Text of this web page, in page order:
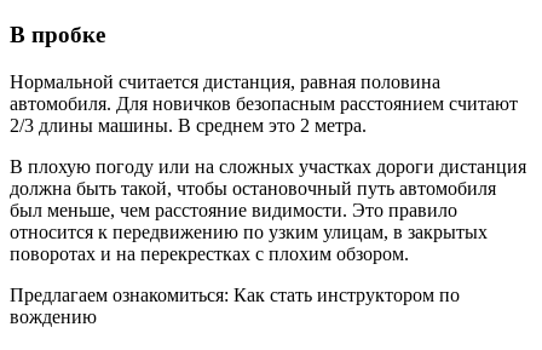
В пробке
Нормальной считается дистанция, равная половина
автомобиля. Для новичков безопасным расстоянием считают
2/3 длины машины. В среднем это 2 метра.
В плохую погоду или на сложных участках дороги дистанция
должна быть такой, чтобы остановочный путь автомобиля
был меньше, чем расстояние видимости. Это правило
относится к передвижению по узким улицам, в закрытых
поворотах и на перекрестках с плохим обзором.
Предлагаем ознакомиться: Как стать инструктором по
вождению